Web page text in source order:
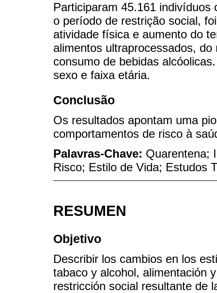
Participaram 45.161
o período de restrição social,
atividade física e aumento do
alimentos ultraprocessados,
consumo de bebidas
sexo e faixa etária.
Conclusão
Os resultados apontam uma
comportamentos de risco à
Palavras-Chave: Quarentena;
Risco; Estilo de Vida; Estudos
RESUMEN
Objetivo
Describir los cambios en los
tabaco y alcohol, alimentación
restricción social resultante de